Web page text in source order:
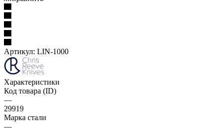
Артикул: LIN-1000
Характеристики
Код товара (ID)
—
29919
Марка стали
—